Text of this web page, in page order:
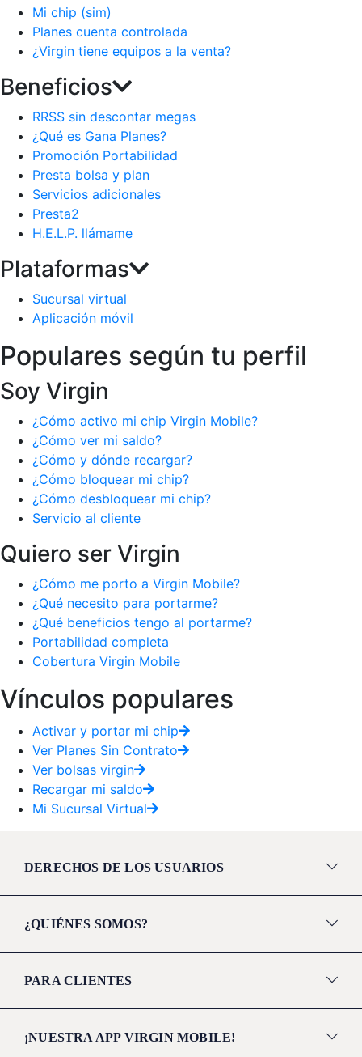
Mi chip (sim)
Planes cuenta controlada
¿Virgin tiene equipos a la venta?
Beneficios
RRSS sin descontar megas
¿Qué es Gana Planes?
Promoción Portabilidad
Presta bolsa y plan
Servicios adicionales
Presta2
H.E.L.P. llámame
Plataformas
Sucursal virtual
Aplicación móvil
Populares según tu perfil
Soy Virgin
¿Cómo activo mi chip Virgin Mobile?
¿Cómo ver mi saldo?
¿Cómo y dónde recargar?
¿Cómo bloquear mi chip?
¿Cómo desbloquear mi chip?
Servicio al cliente
Quiero ser Virgin
¿Cómo me porto a Virgin Mobile?
¿Qué necesito para portarme?
¿Qué beneficios tengo al portarme?
Portabilidad completa
Cobertura Virgin Mobile
Vínculos populares
Activar y portar mi chip
Ver Planes Sin Contrato
Ver bolsas virgin
Recargar mi saldo
Mi Sucursal Virtual
DERECHOS DE LOS USUARIOS
¿QUIÉNES SOMOS?
PARA CLIENTES
¡NUESTRA APP VIRGIN MOBILE!